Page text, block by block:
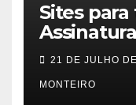
Sites
Malwares
21 DE JULHO
MONTEIRO